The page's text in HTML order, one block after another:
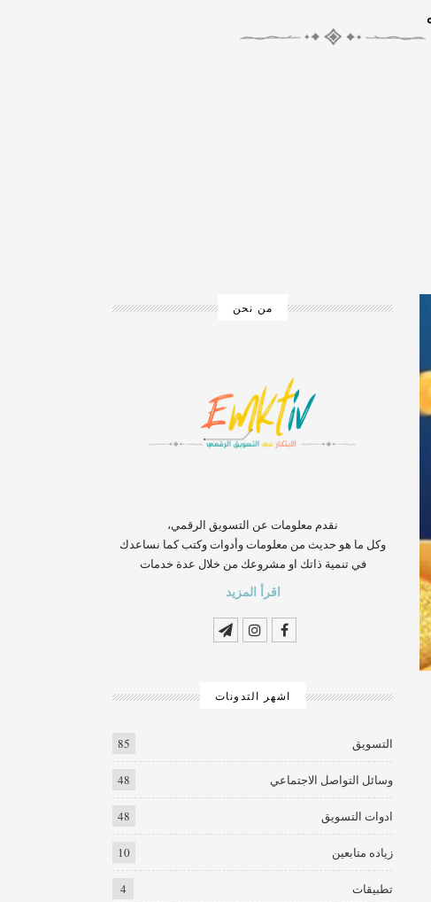
من نحن
‏‏‏‏‏‏‏‏‏‏‏‏‏‏‏‏‏‏‏‏‏‏‏‏‏‏‏‏‏‏‏نقدم معلومات عن التسويق الرقمي،
وكل ما هو حديث من معلومات وأدوات وكتب كما نساعدك
في تنمية ذاتك او مشروعك من خلال عدة خدمات
اقرأ المزيد
اشهر التدونات
التسويق 85
وسائل التواصل الاجتماعي 48
ادوات التسويق 48
زياده متابعين 10
تطبيقات 4